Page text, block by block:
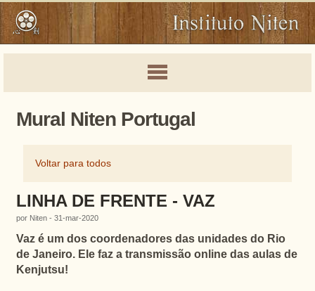
Mural Niten Portugal
Voltar para todos
LINHA DE FRENTE - VAZ
por Niten - 31-mar-2020
Vaz é um dos coordenadores das unidades do Rio
de Janeiro. Ele faz a transmissão online das aulas de
Kenjutsu!